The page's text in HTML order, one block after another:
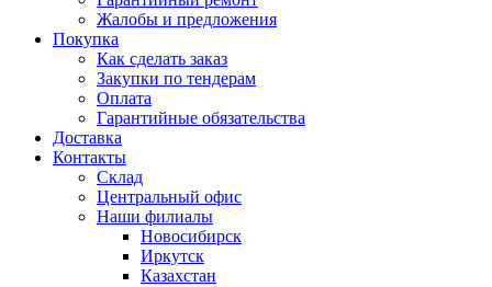
Жалобы и предложения
Покупка
Как сделать заказ
Закупки по тендерам
Оплата
Гарантийные обязательства
Доставка
Контакты
Склад
Центральный офис
Наши филиалы
Новосибирск
Иркутск
Казахстан